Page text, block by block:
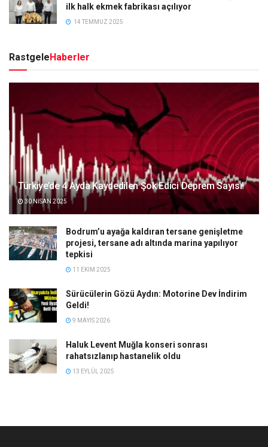
ilk halk ekmek fabrikası açılıyor
14 TEMMUZ 2025
RastgeleHaberler
Türkiye’de 4 Ayda Kaydedilen Şok Edici Deprem Sayısı!
30 NISAN 2025
Bodrum’u ayağa kaldıran tersane genişletme
projesi, tersane adı altında marina yapılıyor
tepkisi
11 EKIM 2025
Sürücülerin Gözü Aydın: Motorine Dev İndirim
Geldi!
9 MAYIS 2026
Haluk Levent Muğla konseri sonrası
rahatsızlanıp hastanelik oldu
13 EYLÜL 2025